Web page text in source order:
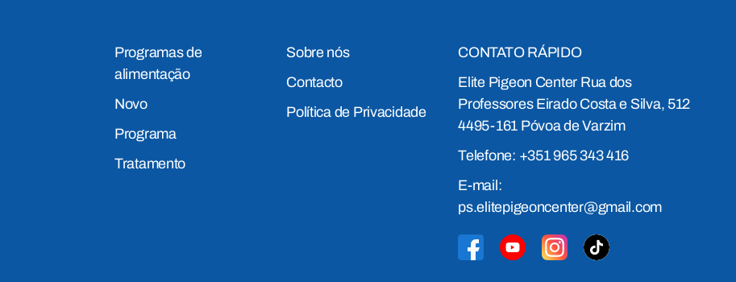
Programas de
alimentação
Novo
Programa
Tratamento
Sobre nós
Contacto
Política de Privacidade
CONTATO RÁPIDO
Elite Pigeon Center Rua dos
Professores Eirado Costa e Silva, 512
4495-161 Póvoa de Varzim
Telefone: +351 965 343 416
E-mail:
ps.elitepigeoncenter@gmail.com